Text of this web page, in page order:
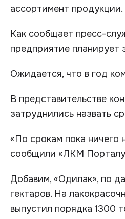
ассортимент продукции.
Как сообщает пресс-
предприятие планирует
Ожидается, что в год
В представительстве
затруднились назвать
«По срокам пока ничего
сообщили «ЛКМ
Добавим, «Одилак», по
гектаров. На
выпустил порядка 1300